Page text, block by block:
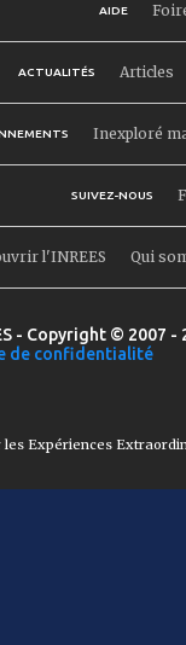
AIDE
ACTUALITÉS Articles
Inexploré
SUIVEZ-NOUS
l'INREES Qui
- Copyright © 2007
de confidentialité
les Expériences